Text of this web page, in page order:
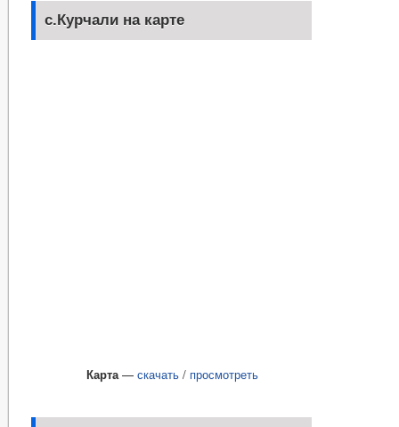
с.Курчали на карте
Карта — скачать / просмотреть